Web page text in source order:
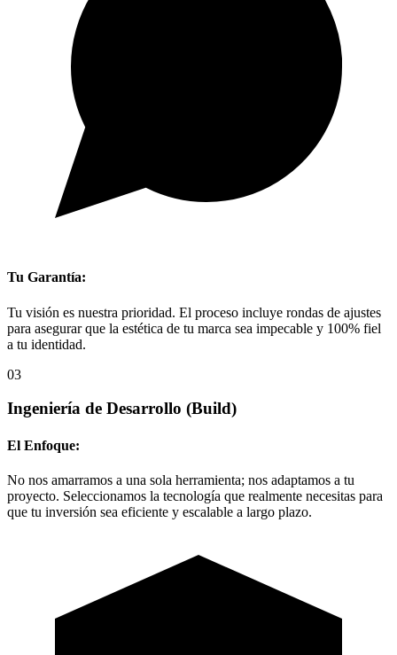
Tu Garantía:
Tu visión es nuestra prioridad. El proceso incluye rondas de ajustes
para asegurar que la estética de tu marca sea impecable y 100% fiel
a tu identidad.
03
Ingeniería de Desarrollo (Build)
El Enfoque:
No nos amarramos a una sola herramienta; nos adaptamos a tu
proyecto. Seleccionamos la tecnología que realmente necesitas para
que tu inversión sea eficiente y escalable a largo plazo.